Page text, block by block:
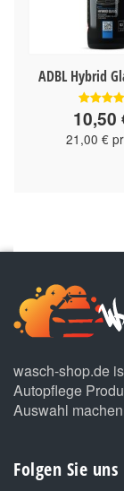
ADBL Hybrid
10,50
21,00 €
wasch-shop.de
Autopflege
Auswahl
Folgen Sie uns